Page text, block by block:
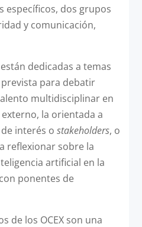
específicos, dos grupos
y comunicación,
dedicadas a temas
para debatir
multidisciplinar en
la orientada a
interés o stakeholders, o
reflexionar sobre la
artificial en la
ponentes de
de los OCEX son una